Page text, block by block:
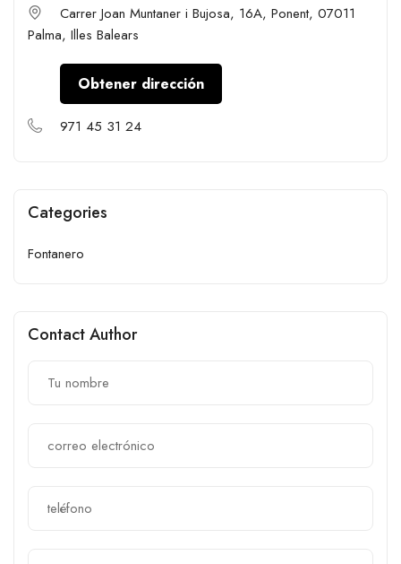
Carrer Joan Muntaner i Bujosa, 16A, Ponent, 07011
Palma, Illes Balears
Obtener dirección
971 45 31 24
Categories
Fontanero
Contact Author